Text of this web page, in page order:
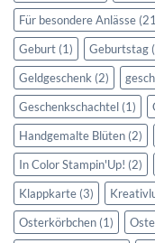
Für besondere Anlässe
Geburt (1) Geburtstag
Geldgeschenk (2)
Geschenkschachtel (1)
Handgemalte Blüten (2)
In Color Stampin'Up! (2)
Klappkarte (3)
Osterkörbchen (1)